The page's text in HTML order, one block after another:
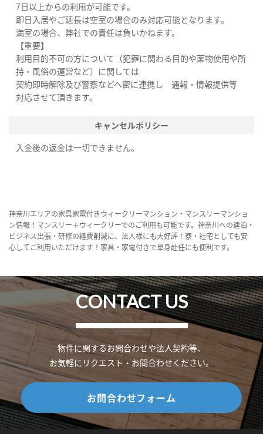
7日以上からの利用が可能です。
即日入居やご延長は空室の場合のみ対応可能となります。
満室の場合、弊社での責任は負いかねます。
【重要】
利用目的不可の方について（犯罪に関わる目的や薬物使用や所
持・風俗の運営など）に関しては
契約即時解除及び警察などへ密に連携し 通報・情報提供等
対応させて頂きます。
キャンセルポリシー
入金後の返金は一切できません。
神奈川エリアの家具家電付きウィークリーマンション・マンスリーマンショ
ン情報！マンスリー＋ウィークリーでのご利用も可能です。神奈川への連泊・
ビジネス出張・研修の経費削減に、法人様にも大好評！寮・社宅としても安
心してご利用いただけます！家具・家電付きで単身赴任にも便利です。
CONTACT US
物件に関するお問合わせや法人契約等、
お気軽にリクエスト・お問合わせください。
お問合わせフォーム